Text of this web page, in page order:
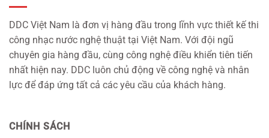
DDC Việt Nam là đơn vị hàng đầu trong lĩnh vực thiết kế thi
công nhạc nước nghệ thuật tại Việt Nam. Với đội ngũ
chuyên gia hàng đầu, cùng công nghệ điều khiển tiên tiến
nhất hiện nay. DDC luôn chủ động về công nghệ và nhân
lực để đáp ứng tất cả các yêu cầu của khách hàng.
CHÍNH SÁCH